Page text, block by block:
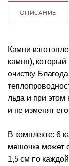
ОПИСАНИЕ
Камни
камня), который
очистку.
льда и при этом
и не изменят
В комплекте: 6
мешочка может
1,5 см по